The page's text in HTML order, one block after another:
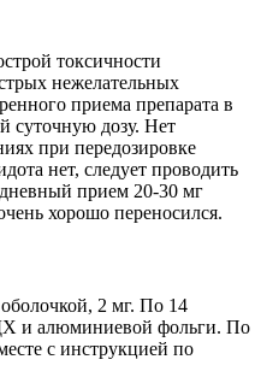
токсичности
нежелательных
приема препарата в
суточную дозу. Нет
при передозировке
нет, следует проводить
прием 20-30 мг
хорошо переносился.
2 мг. По 14
и алюминиевой фольги. По
с инструкцией по